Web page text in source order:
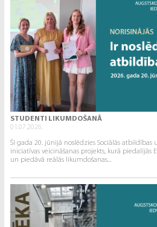
STUDENTI LIKUMDOŠANĀ
01.07.2026.
Šī gada 20. jūnijā noslēdzies Sociālās atbildības
iniciatīvas veicināšanas projekts, kurā piedalījās
un piedāvā reālās likumdošanas...